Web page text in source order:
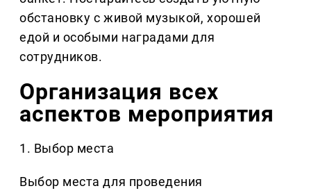
обстановку с живой музыкой, хорошей
едой и особыми наградами для
сотрудников.
Организация всех
аспектов мероприятия
1. Выбор места
Выбор места для проведения